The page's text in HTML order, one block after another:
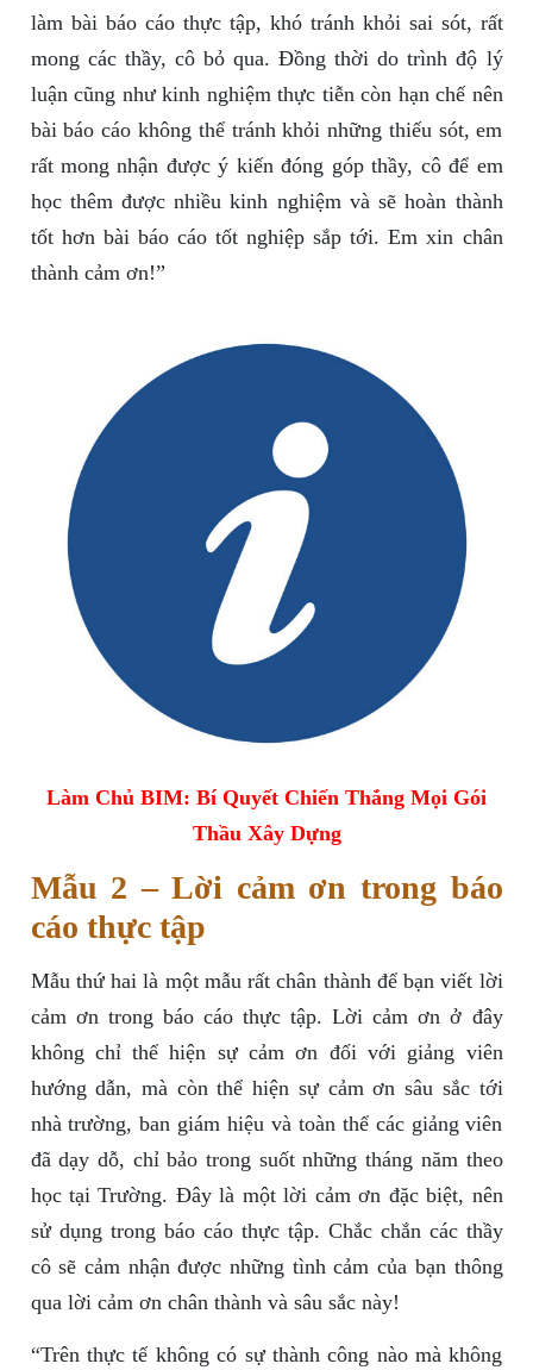
làm bài báo cáo thực tập, khó tránh khỏi sai sót, rất
mong các thầy, cô bỏ qua. Đồng thời do trình độ lý
luận cũng như kinh nghiệm thực tiễn còn hạn chế nên
bài báo cáo không thể tránh khỏi những thiếu sót, em
rất mong nhận được ý kiến đóng góp thầy, cô để em
học thêm được nhiều kinh nghiệm và sẽ hoàn thành
tốt hơn bài báo cáo tốt nghiệp sắp tới. Em xin chân
thành cảm ơn!”
Làm Chủ BIM: Bí Quyết Chiến Thắng Mọi Gói
Thầu Xây Dựng
Mẫu 2 – Lời cảm ơn trong báo
cáo thực tập
Mẫu thứ hai là một mẫu rất chân thành để bạn viết lời
cảm ơn trong báo cáo thực tập. Lời cảm ơn ở đây
không chỉ thể hiện sự cảm ơn đối với giảng viên
hướng dẫn, mà còn thể hiện sự cảm ơn sâu sắc tới
nhà trường, ban giám hiệu và toàn thể các giảng viên
đã dạy dỗ, chỉ bảo trong suốt những tháng năm theo
học tại Trường. Đây là một lời cảm ơn đặc biệt, nên
sử dụng trong báo cáo thực tập. Chắc chắn các thầy
cô sẽ cảm nhận được những tình cảm của bạn thông
qua lời cảm ơn chân thành và sâu sắc này!
“Trên thực tế không có sự thành công nào mà không